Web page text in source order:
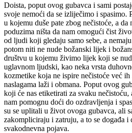
Doista, poput ovog gubavca i sami
svoje nemoći da se izliječimo i spasimo.
u kojemu duše pate zbog nečistoće, a
poduzima ništa da nam omogući čist
od ljudi koji gledaju samo sebe, a
potom niti ne nude božanski lijek i
društvu u kojemu živimo lijek koji se
uglavnom ljudski, kao neka vrsta
kozmetike koja ne ispire nečistoće već
naslagama laži i obmana. Poput ovog
koji će nas etiketirati za svaku
nam pomognu doći do ozdravljenja i
su se uplitali u život ovoga gubavca, ali
zakompliciraju i zatruju, a to se događa i
svakodnevna pojava.